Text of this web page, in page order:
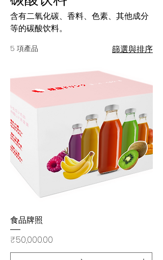
含有二氧化碳、香料、色素、其他成分
等的碳酸饮料。
5 項產品 篩選與排序
食品牌照
價格
₹50,000.00